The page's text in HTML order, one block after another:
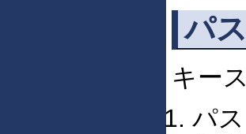
パ
キー
パ